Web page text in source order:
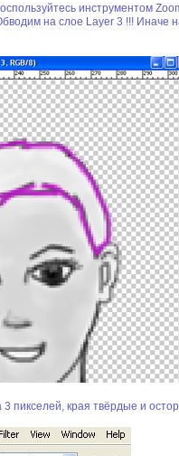
инструментом
на слое Layer 3 !!! Иначе
3 пикселей, края твёрдые и